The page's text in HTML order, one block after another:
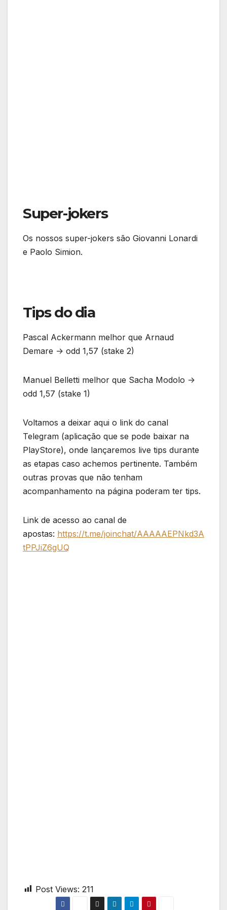
Super-jokers
Os nossos super-jokers são Giovanni Lonardi
e Paolo Simion.
Tips do dia
Pascal Ackermann melhor que Arnaud
Demare -> odd 1,57 (stake 2)
Manuel Belletti melhor que Sacha Modolo ->
odd 1,57 (stake 1)
Voltamos a deixar aqui o link do canal
Telegram (aplicação que se pode baixar na
PlayStore), onde lançaremos live tips durante
as etapas caso achemos pertinente. Também
outras provas que não tenham
acompanhamento na página poderam ter tips.
Link de acesso ao canal de
apostas: https://t.me/joinchat/AAAAAEPNkd3A
tPPJiZ6gUQ
Post Views: 211